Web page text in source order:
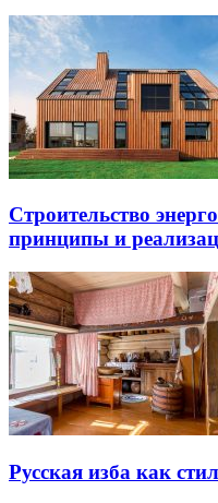
Строительство
принципы и
Русская изба как